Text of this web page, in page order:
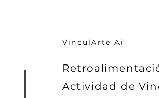
VinculArte Ai
Actividad de